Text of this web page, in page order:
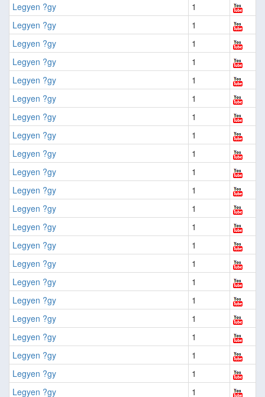
Legyen ?gy
1
Legyen ?gy
1
Legyen ?gy
1
Legyen ?gy
1
Legyen ?gy
1
Legyen ?gy
1
Legyen ?gy
1
Legyen ?gy
1
Legyen ?gy
1
Legyen ?gy
1
Legyen ?gy
1
Legyen ?gy
1
Legyen ?gy
1
Legyen ?gy
1
Legyen ?gy
1
Legyen ?gy
1
Legyen ?gy
1
Legyen ?gy
1
Legyen ?gy
1
Legyen ?gy
1
Legyen ?gy
1
Legyen ?gy
1